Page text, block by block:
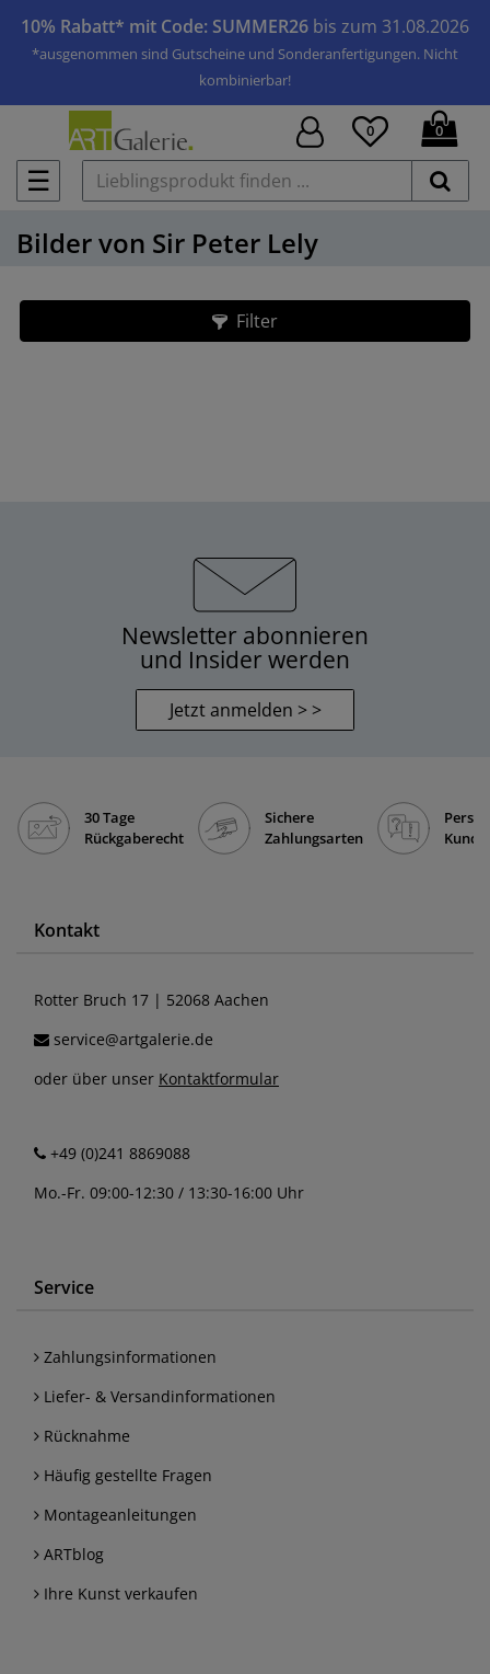
10% Rabatt* mit Code: SUMMER26 bis zum 31.08.2026
*ausgenommen sind Gutscheine und Sonderanfertigungen. Nicht
kombinierbar!
☰
0 0
Bilder von Sir Peter Lely
Filter
Newsletter abonnieren
und Insider werden
Jetzt anmelden > >
30 Tage
Rückgaberecht
Sichere
Zahlungsarten
Kontakt
Rotter Bruch 17 | 52068 Aachen
service@artgalerie.de
oder über unser Kontaktformular
+49 (0)241 8869088
Mo.-Fr. 09:00-12:30 / 13:30-16:00 Uhr
Service
Zahlungsinformationen
Liefer- & Versandinformationen
Rücknahme
Häufig gestellte Fragen
Montageanleitungen
ARTblog
Ihre Kunst verkaufen